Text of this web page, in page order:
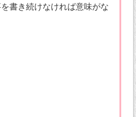
書き続けなければ意味がな